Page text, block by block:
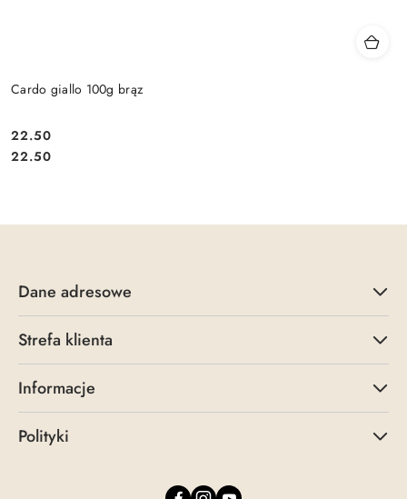
Cardo giallo 100g brąz
Cena:
22.50
Cena:
22.50
Dane adresowe
Strefa klienta
Informacje
Polityki